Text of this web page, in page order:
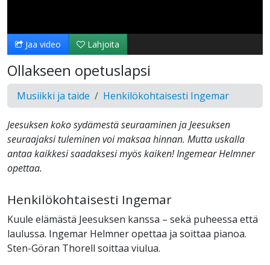
Jaa video Lahjoita
Ollakseen opetuslapsi
Musiikki ja taide Henkilökohtaisesti Ingemar
Jeesuksen koko sydämestä seuraaminen ja Jeesuksen
seuraajaksi tuleminen voi maksaa hinnan. Mutta uskalla
antaa kaikkesi saadaksesi myös kaiken! Ingemear Helmner
opettaa.
Henkilökohtaisesti Ingemar
Kuule elämästä Jeesuksen kanssa – sekä puheessa että
laulussa. Ingemar Helmner opettaa ja soittaa pianoa.
Sten-Göran Thorell soittaa viulua.